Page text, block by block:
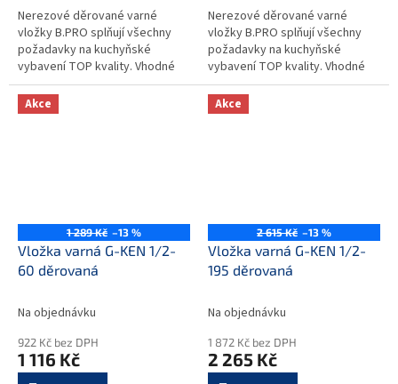
Nerezové děrované varné
vložky B.PRO splňují všechny
požadavky na kuchyňské
vybavení TOP kvality. Vhodné
pro provozy typu závodních a
školních jídelen, hotelů,
restaurací,...
Nerezové děrované varné
vložky B.PRO splňují všechny
požadavky na kuchyňské
vybavení TOP kvality. Vhodné
pro provozy typu závodních a
školních jídelen, hotelů,
restaurací,...
Akce
1 289 Kč –13 %
Vložka varná G-KEN 1/2-
60 děrovaná
Na objednávku
922 Kč bez DPH
1 116 Kč
Akce
2 615 Kč –13 %
Vložka varná G-KEN 1/2-
195 děrovaná
Na objednávku
1 872 Kč bez DPH
2 265 Kč